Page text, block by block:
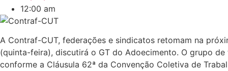
12:00 am
A Contraf-CUT, federações e sindicatos retomam na
(quinta-feira), discutirá o GT do Adoecimento. O grupo
conforme a Cláusula 62ª da Convenção Coletiva de